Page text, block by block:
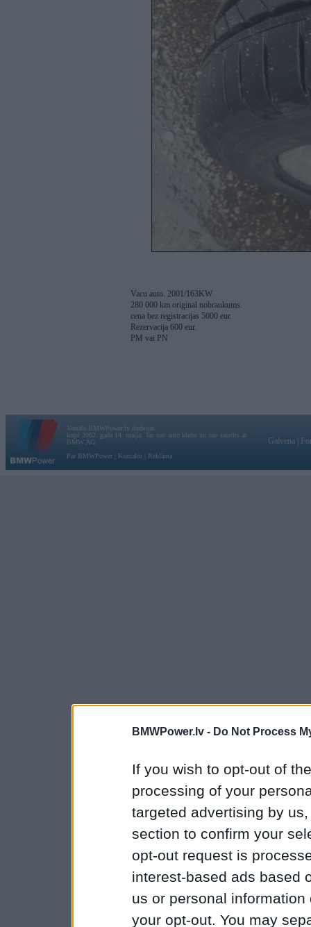
BMWPower.lv - Do Not Process
If you wish to opt-out of
processing of your
targeted advertising by
section to confirm your
opt-out request is
interest-based ads based
us or personal
your opt-out. You may
Vacu auto. 2001/163KW
280 000 km original nobraukums.
cena bez registracijas 5000 eur.
Rezervacija 600 eur.
PM vai PN
Vortāls BMWPower.lv darbojas
kopš 2002. gada 14. maija. Tas nav auto klubs un nav saistīts ar
BMW AG.
Par BMWPower
Kontakti Reklāma
Galvena